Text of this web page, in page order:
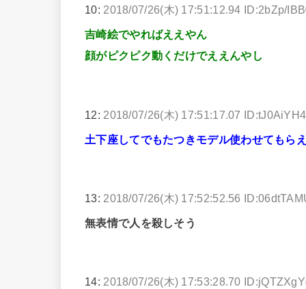
10: 2018/07/26(木) 17:51:12.94 ID:2bZp/
吉崎絵でやればええやん
顔がピクピク動くだけでええんやし
12: 2018/07/26(木) 17:51:17.07
土下座してでもたつきモデル使わせてもら
13: 2018/07/26(木) 17:52:52.56
無表情で人を殺しそう
14: 2018/07/26(木) 17:53:28.70